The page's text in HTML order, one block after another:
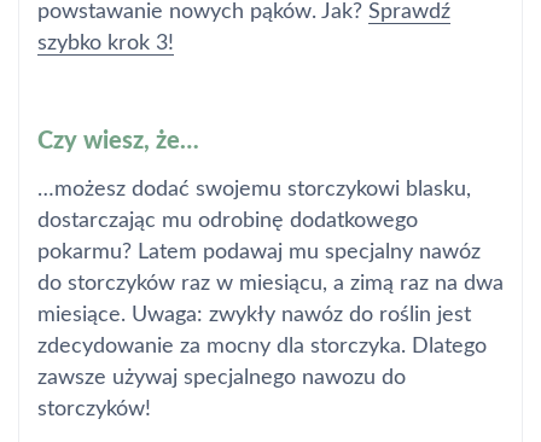
powstawanie nowych pąków. Jak? Sprawdź
szybko krok 3!
Czy wiesz, że…
…możesz dodać swojemu storczykowi blasku,
dostarczając mu odrobinę dodatkowego
pokarmu? Latem podawaj mu specjalny nawóz
do storczyków raz w miesiącu, a zimą raz na dwa
miesiące. Uwaga: zwykły nawóz do roślin jest
zdecydowanie za mocny dla storczyka. Dlatego
zawsze używaj specjalnego nawozu do
storczyków!